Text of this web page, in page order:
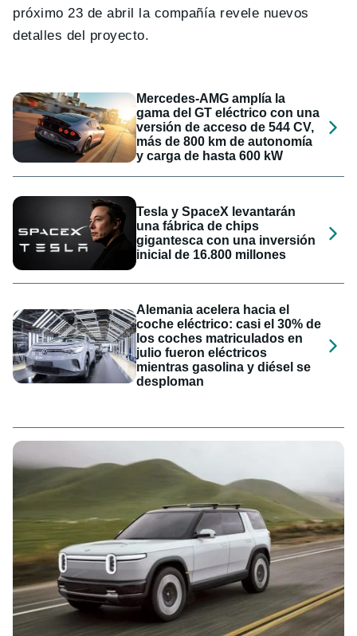
próximo 23 de abril la compañía revele nuevos
detalles del proyecto.
Mercedes-AMG amplía la
gama del GT eléctrico con una
versión de acceso de 544 CV,
más de 800 km de autonomía
y carga de hasta 600 kW
Tesla y SpaceX levantarán
una fábrica de chips
gigantesca con una inversión
inicial de 16.800 millones
Alemania acelera hacia el
coche eléctrico: casi el 30% de
los coches matriculados en
julio fueron eléctricos
mientras gasolina y diésel se
desploman